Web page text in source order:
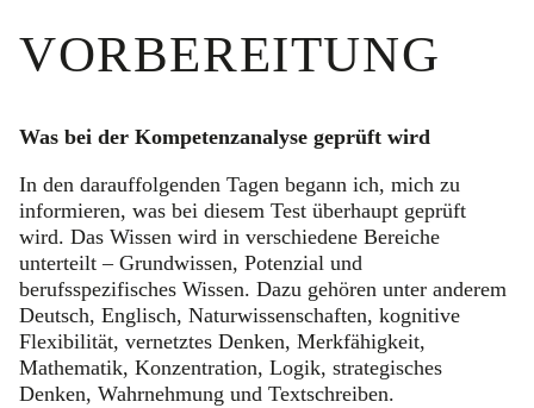
VORBEREITUNG
Was bei der Kompetenzanalyse geprüft wird
In den darauffolgenden Tagen begann ich, mich zu
informieren, was bei diesem Test überhaupt geprüft
wird. Das Wissen wird in verschiedene Bereiche
unterteilt – Grundwissen, Potenzial und
berufsspezifisches Wissen. Dazu gehören unter anderem
Deutsch, Englisch, Naturwissenschaften, kognitive
Flexibilität, vernetztes Denken, Merkfähigkeit,
Mathematik, Konzentration, Logik, strategisches
Denken, Wahrnehmung und Textschreiben.